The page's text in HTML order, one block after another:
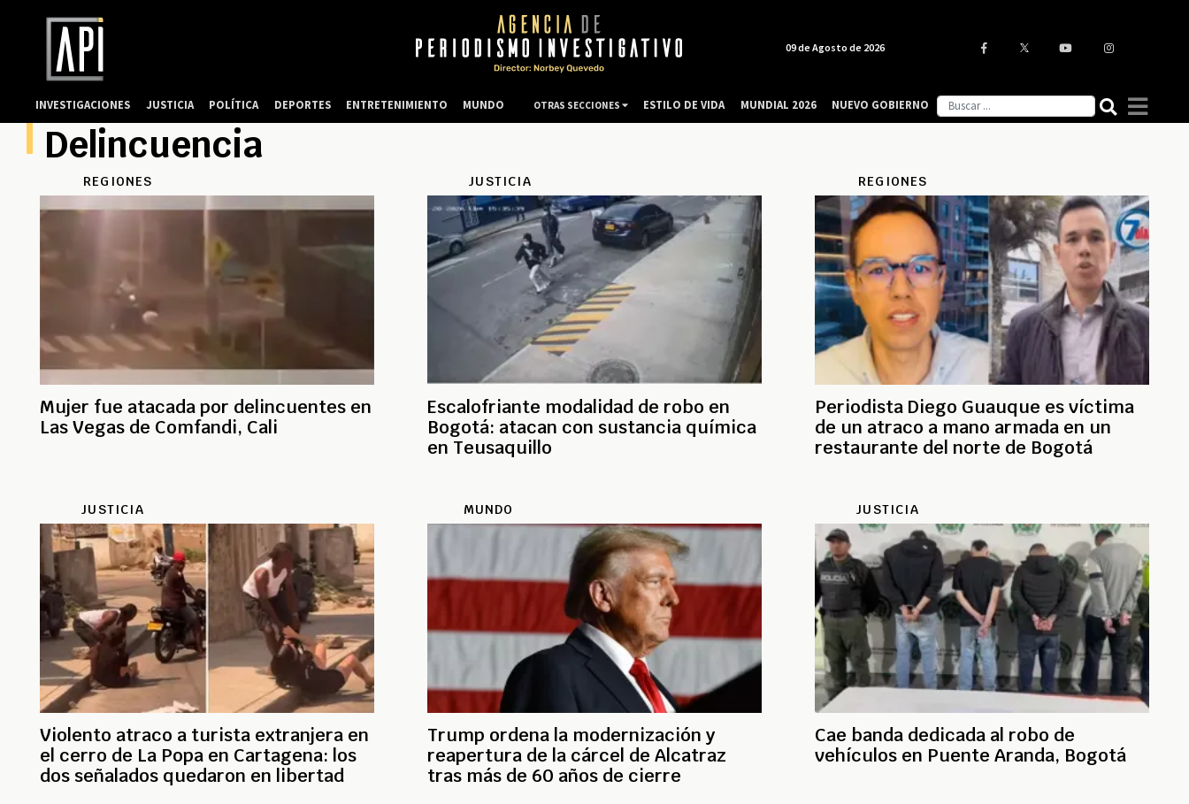
Delincuencia
REGIONES
Mujer fue atacada por delincuentes en
Las Vegas de Comfandi, Cali
JUSTICIA
Escalofriante modalidad de robo en
Bogotá: atacan con sustancia química
en Teusaquillo
REGIONES
Periodista Diego Guauque es víctima
de un atraco a mano armada en un
restaurante del norte de Bogotá
JUSTICIA
Violento atraco a turista extranjera en
el cerro de La Popa en Cartagena: los
dos señalados quedaron en libertad
MUNDO
Trump ordena la modernización y
reapertura de la cárcel de Alcatraz
tras más de 60 años de cierre
JUSTICIA
Cae banda dedicada al robo de
vehículos en Puente Aranda, Bogotá
09 de Agosto de 2026
INVESTIGACIONES JUSTICIA POLÍTICA DEPORTES ENTRETENIMIENTO MUNDO OTRAS SECCIONES ESTILO DE VIDA MUNDIAL 2026 NUEVO GOBIERNO